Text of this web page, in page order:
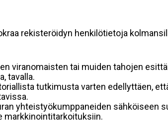
rekisteröidyn henkilötietoja
viranomaisten tai muiden tahojen
tavalla.
tutkimusta varten edellyttäen,
yhteistyökumppaneiden sähköiseen
markkinointitarkoituksiin.